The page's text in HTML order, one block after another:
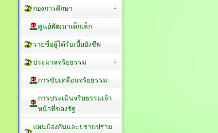
กองการศึกษา
ศูนย์พัฒนาเด็กเล็ก
รายชื่อผู้ได้รับเบี้ยยังชีพ
ประมวลจริยธรรม
การขับเคลื่อนจริยธรรม
การประเมินจริยธรรมเจ้า
หน้าที่ของรัฐ
แผนป้องกันและปราบปราม